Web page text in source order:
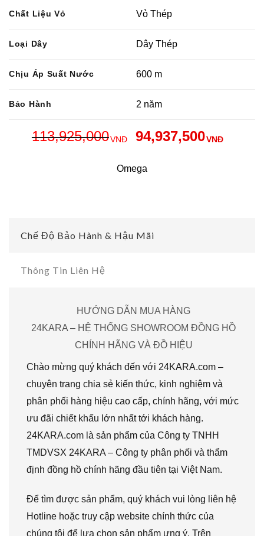
Chất Liệu Vỏ Vỏ Thép
Loại Dây Dây Thép
Chịu Áp Suất Nước 600 m
Bảo Hành 2 năm
113,925,000VNĐ 94,937,500VNĐ
Omega
Chế Độ Bảo Hành & Hậu Mãi
Thông Tin Liên Hệ
HƯỚNG DẪN MUA HÀNG
24KARA – HỆ THỐNG SHOWROOM ĐỒNG HỒ
CHÍNH HÃNG VÀ ĐỒ HIỆU
Chào mừng quý khách đến với 24KARA.com –
chuyên trang chia sẻ kiến thức, kinh nghiệm và
phân phối hàng hiệu cao cấp, chính hãng, với mức
ưu đãi chiết khấu lớn nhất tới khách hàng.
24KARA.com là sản phẩm của Công ty TNHH
TMDVSX 24KARA – Công ty phân phối và thẩm
định đồng hồ chính hãng đầu tiên tại Việt Nam.
Để tìm được sản phẩm, quý khách vui lòng liên hệ
Hotline hoặc truy cập website chính thức của
chúng tôi để lựa chọn sản phẩm ưng ý. Trên